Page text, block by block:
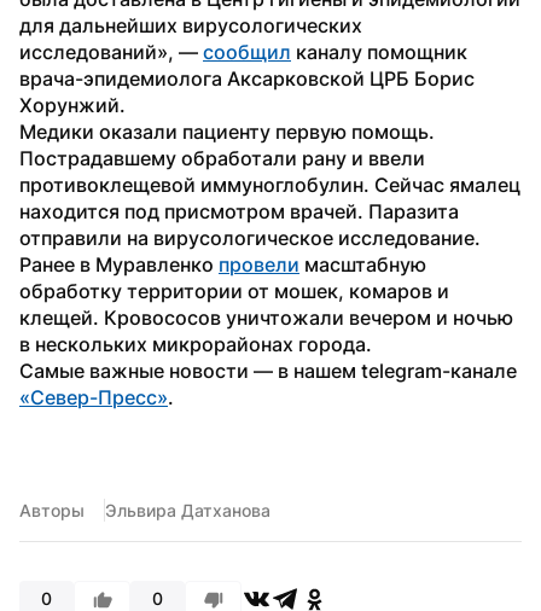
для дальнейших вирусологических
исследований», — сообщил каналу помощник
врача-эпидемиолога Аксарковской ЦРБ Борис
Хорунжий.
Медики оказали пациенту первую помощь.
Пострадавшему обработали рану и ввели
противоклещевой иммуноглобулин. Сейчас ямалец
находится под присмотром врачей. Паразита
отправили на вирусологическое исследование.
Ранее в Муравленко провели масштабную
обработку территории от мошек, комаров и
клещей. Кровососов уничтожали вечером и ночью
в нескольких микрорайонах города.
«Север-Пресс».
Авторы Эльвира Датханова
0 0